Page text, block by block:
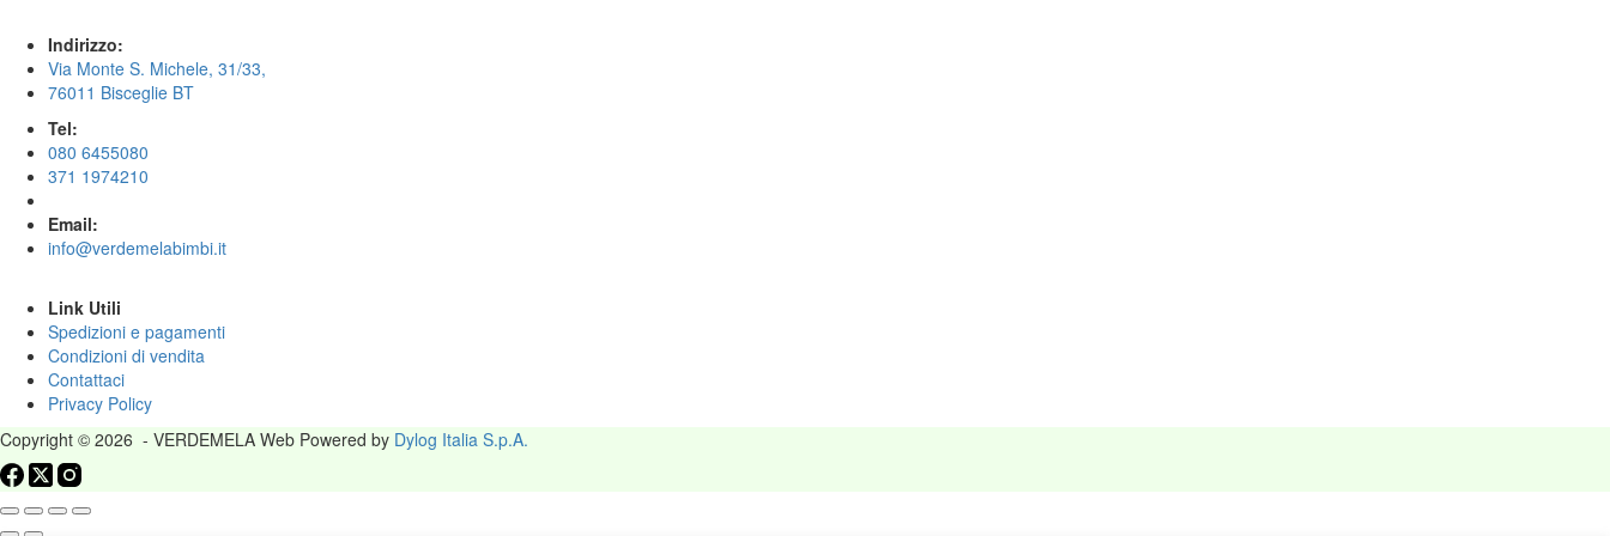
Indirizzo:
Via Monte S. Michele, 31/33,
76011 Bisceglie BT
Tel:
080 6455080
371 1974210
Email:
info@verdemelabimbi.it
Link Utili
Spedizioni e pagamenti
Condizioni di vendita
Contattaci
Privacy Policy
Copyright © 2026 - VERDEMELA Web Powered by Dylog Italia S.p.A.